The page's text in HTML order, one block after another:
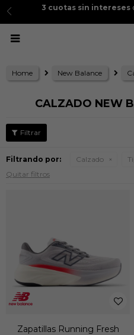
3 cuotas sin intereses con BCP,

Home New Balance
CALZADO NEW
Filtrando por: Calzado
Quitar filtros
Zapatillas Running Fresh